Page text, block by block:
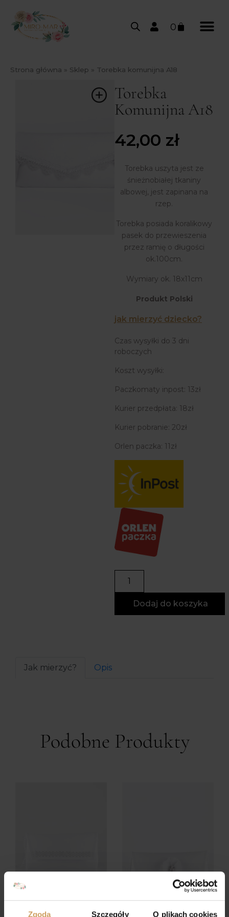
Zgoda Szczegóły O plikach cookies
0
Strona główna » Sklep » Torebka komunijna A18
Torebka
Komunijna A18
42,00 zł
Torebka uszyta jest ze
śnieżnobiałej tkaniny
albowej, jest zapinana na
rzep.
Torebka posiada koralikowy
pasek do przewieszenia
przez ramię o długości
ok.100cm.
Wymiary ok. 18x11cm
Produkt Polski
jak mierzyć dziecko?
Czas wysyłki do 3 dni
roboczych
Koszt wysyłki:
Paczkomaty inpost: 13zł
Kurier przedpłata: 18zł
Kurier pobranie: 20zł
Orlen paczka: 11zł
Dodaj do koszyka
Jak mierzyć? Opis
Podobne Produkty